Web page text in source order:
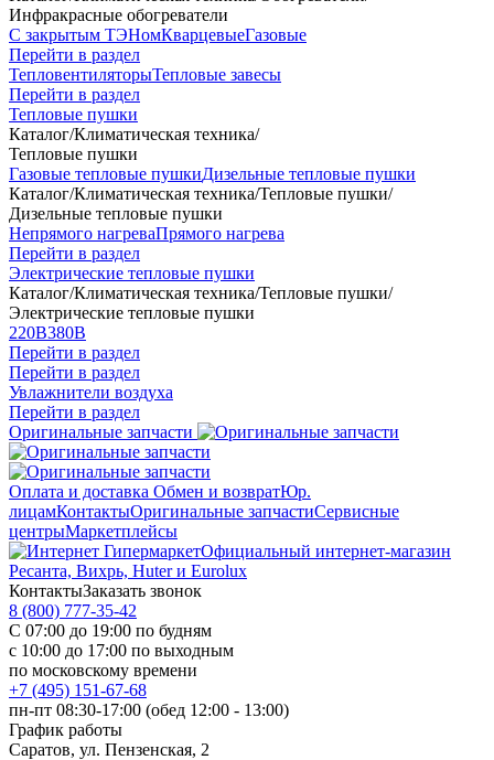
Инфракрасные обогреватели
С закрытым ТЭНомКварцевыеГазовые
Перейти в раздел
ТепловентиляторыТепловые завесы
Перейти в раздел
Тепловые пушки
Каталог/Климатическая техника/
Тепловые пушки
Газовые тепловые пушкиДизельные тепловые пушки
Каталог/Климатическая техника/Тепловые пушки/
Дизельные тепловые пушки
Непрямого нагреваПрямого нагрева
Перейти в раздел
Электрические тепловые пушки
Каталог/Климатическая техника/Тепловые пушки/
Электрические тепловые пушки
220В380В
Перейти в раздел
Перейти в раздел
Увлажнители воздуха
Перейти в раздел
Оригинальные запчасти
Оплата и доставка Обмен и возвратЮр.
лицамКонтактыОригинальные запчастиСервисные
центрыМаркетплейсы
Официальный интернет-магазин
Ресанта, Вихрь, Huter и Eurolux
КонтактыЗаказать звонок
8 (800) 777-35-42
С 07:00 до 19:00 по будням
с 10:00 до 17:00 по выходным
по московскому времени
+7 (495) 151-67-68
пн-пт 08:30-17:00 (обед 12:00 - 13:00)
График работы
Саратов, ул. Пензенская, 2